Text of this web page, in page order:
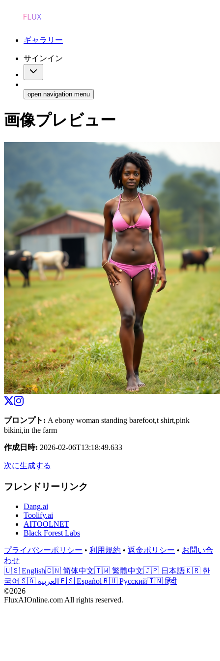
ギャラリー
サインイン
open navigation menu
画像プレビュー
プロンプト : A ebony woman standing barefoot,t shirt,pink
bikini,in the farm
作成日時: 2026-02-06T13:18:49.633
次に生成する
フレンドリーリンク
Dang.ai
Toolify.ai
AITOOLNET
Black Forest Labs
プライバシーポリシー • 利用規約 • 返金ポリシー • お問い合
わせ
🇺🇸 English🇨🇳 简体中文🇹🇼 繁體中文🇯🇵 日本語🇰🇷 한
국어
🇸🇦 العربية 🇪🇸 Español🇷🇺 Русский🇮🇳 हिंदी
©2026
FluxAIOnline.com All rights reserved.